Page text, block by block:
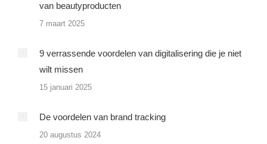
van beautyproducten
7 maart 2025
9 verrassende voordelen van digitalisering die je niet
wilt missen
15 januari 2025
De voordelen van brand tracking
20 augustus 2024